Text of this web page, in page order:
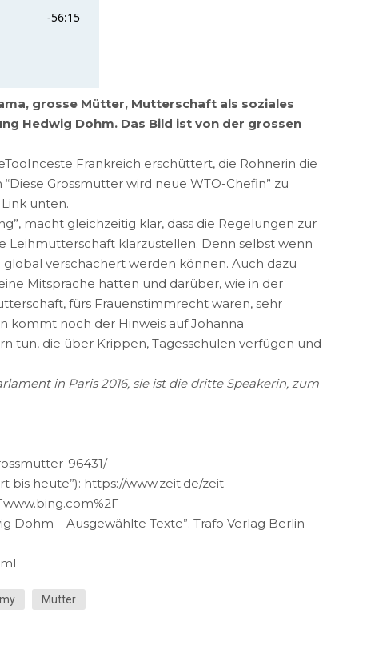
grosse Mütter, Mutterschaft als soziales
Hedwig Dohm. Das Bild ist von der grossen
Frankreich erschüttert, die Rohnerin die
Grossmutter wird neue WTO-Chefin” zu
unten.
macht gleichzeitig klar, dass die Regelungen zur
Leihmutterschaft klarzustellen. Denn selbst wenn
verschachert werden können. Auch dazu
Mitsprache hatten und darüber, wie in der
fürs Frauenstimmrecht waren, sehr
kommt noch der Hinweis auf Johanna
tun, die über Krippen, Tagesschulen verfügen und
in Paris 2016, sie ist die dritte Speakerin, zum
96431/
bis heute”): https://www.zeit.de/zeit-
Dohm – Ausgewählte Texte”. Trafo Verlag Berlin
Mütter